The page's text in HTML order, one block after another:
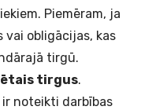
Piemēram, ja
vai obligācijas, kas
tirgū.
tirgus.
noteikti darbības